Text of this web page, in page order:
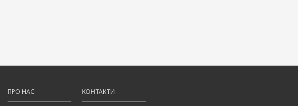
ПРО НАС КОНТАКТИ